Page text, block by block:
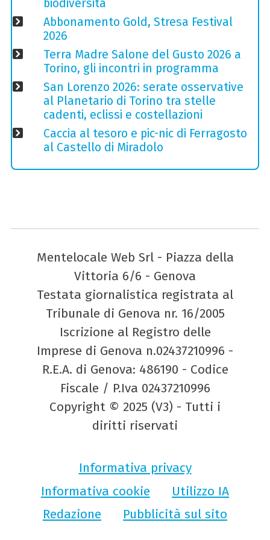
biodiversità
Abbonamento Gold, Stresa Festival
2026
Terra Madre Salone del Gusto 2026 a
Torino, gli incontri in programma
San Lorenzo 2026: serate osservative
al Planetario di Torino tra stelle
cadenti, eclissi e costellazioni
Caccia al tesoro e pic-nic di Ferragosto
al Castello di Miradolo
Mentelocale Web Srl - Piazza della
Vittoria 6/6 - Genova
Testata giornalistica registrata al
Tribunale di Genova nr. 16/2005
Iscrizione al Registro delle
Imprese di Genova n.02437210996 -
R.E.A. di Genova: 486190 - Codice
Fiscale / P.Iva 02437210996
Copyright © 2025 (V3) - Tutti i
diritti riservati
Informativa privacy
Informativa cookie
Utilizzo IA
Redazione
Pubblicità sul sito